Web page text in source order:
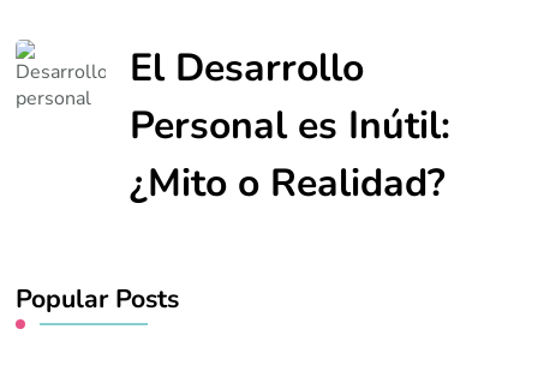
El Desarrollo
Personal es Inútil:
¿Mito o Realidad?
Popular Posts